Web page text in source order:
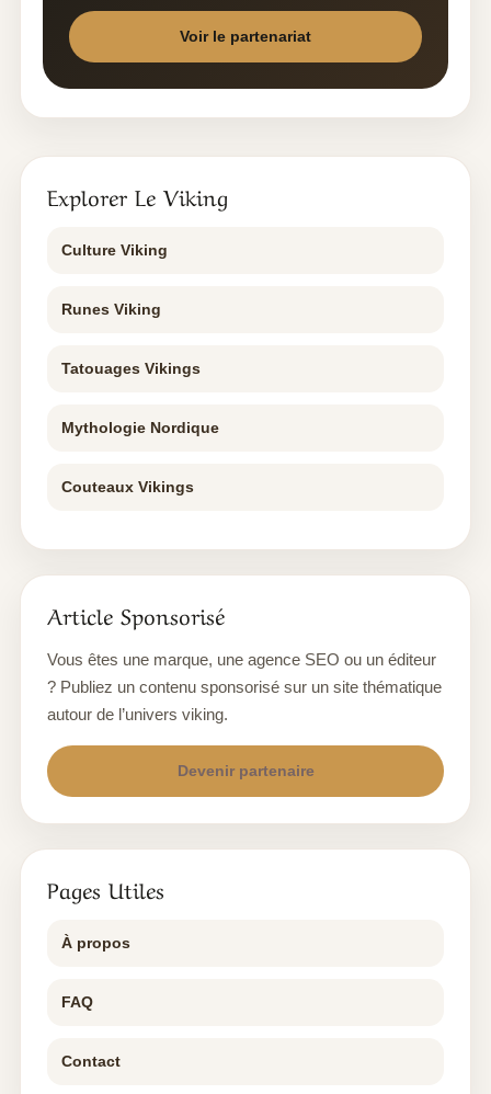
Voir le partenariat
Explorer Le Viking
Culture Viking
Runes Viking
Tatouages Vikings
Mythologie Nordique
Couteaux Vikings
Article Sponsorisé
Vous êtes une marque, une agence SEO ou un éditeur
? Publiez un contenu sponsorisé sur un site thématique
autour de l’univers viking.
Devenir partenaire
Pages Utiles
À propos
FAQ
Contact